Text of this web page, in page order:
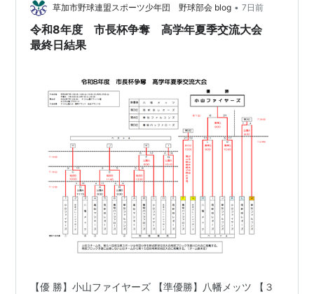
草加市野球連盟スポーツ少年団 野球部会 blog • 7日前
令和8年度 市長杯争奪 高学年夏季交流大会
最終日結果
【優 勝】小山ファイヤーズ 【準優勝】八幡メッツ 【３